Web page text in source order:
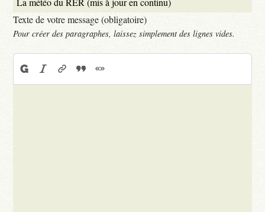
Texte de votre message (obligatoire)
Pour créer des paragraphes, laissez simplement des lignes vides.